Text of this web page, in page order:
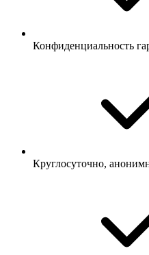
Конфиденциальность
Круглосуточно,